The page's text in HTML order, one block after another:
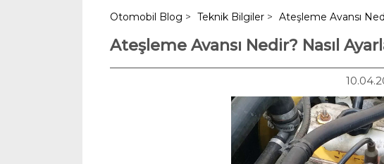
Otomobil Blog > Teknik Bilgiler > Ateşleme Avansı
Ateşleme Avansı Nedir? Nasıl